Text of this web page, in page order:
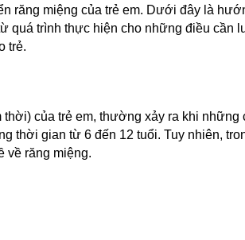
răng miệng của trẻ em. Dưới đây là
quá trình thực hiện cho những điều cần
trẻ.
của trẻ em, thường xảy ra khi những
thời gian từ 6 đến 12 tuổi. Tuy nhiên,
về răng miệng.